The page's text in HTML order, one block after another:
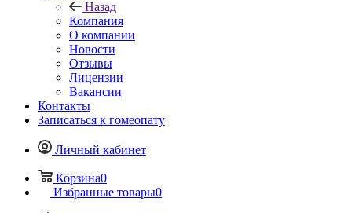
Назад
Компания
О компании
Новости
Отзывы
Лицензии
Вакансии
Контакты
Записаться к гомеопату
Личный кабинет
Корзина0
Избранные товары0